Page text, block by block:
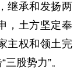
继承和发扬两
，土方坚定奉
主权和领土完
股势力”。